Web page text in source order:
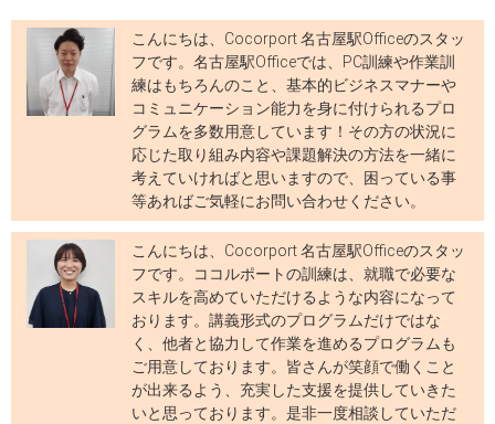
こんにちは、Cocorport 名古屋駅Officeのスタッ
フです。名古屋駅Officeでは、PC訓練や作業訓
練はもちろんのこと、基本的ビジネスマナーや
コミュニケーション能力を身に付けられるプロ
グラムを多数用意しています！その方の状況に
応じた取り組み内容や課題解決の方法を一緒に
考えていければと思いますので、困っている事
等あればご気軽にお問い合わせください。
こんにちは、Cocorport 名古屋駅Officeのスタッ
フです。ココルポートの訓練は、就職で必要な
スキルを高めていただけるような内容になって
おります。講義形式のプログラムだけではな
く、他者と協力して作業を進めるプログラムも
ご用意しております。皆さんが笑顔で働くこと
が出来るよう、充実した支援を提供していきた
いと思っております。是非一度相談していただ